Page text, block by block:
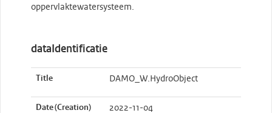
oppervlaktewatersysteem.
dataIdentificatie
Title DAMO_W.HydroObject
Date (Creation) 2022-11-04